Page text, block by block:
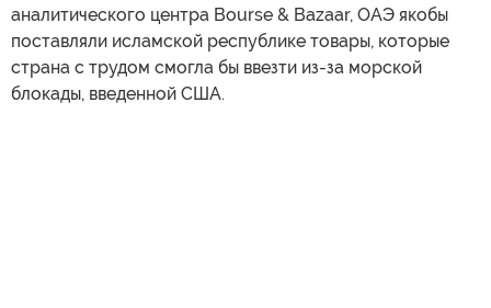
аналитического центра Bourse & Bazaar, ОАЭ якобы
поставляли исламской республике товары, которые
страна с трудом смогла бы ввезти из-за морской
блокады, введенной США.